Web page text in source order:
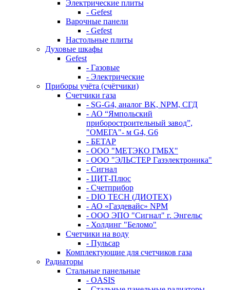
Электрические плиты
- Gefest
Варочные панели
- Gefest
Настольные плиты
Духовые шкафы
Gefest
- Газовые
- Электрические
Приборы учёта (счётчики)
Счетчики газа
- SG-G4, аналог BK, NPM, СГД
- АО “Ямпольский
приборостроительный завод”,
"ОМЕГА"- м G4, G6
- БЕТАР
- ООО "МЕТЭКО ГМБХ"
- ООО "ЭЛЬСТЕР Газэлектроника"
- Сигнал
- ЦИТ-Плюс
- Счетприбор
- DIO TECH (ДИОТЕХ)
- АО «Газдевайс» NPM
- ООО ЭПО "Сигнал" г. Энгельс
- Холдинг "Беломо"
Счетчики на воду
- Пульсар
Комплектующие для счетчиков газа
Радиаторы
Стальные панельные
- OASIS